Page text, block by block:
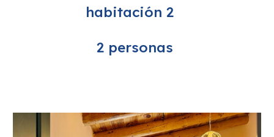
habitación 2
2 personas